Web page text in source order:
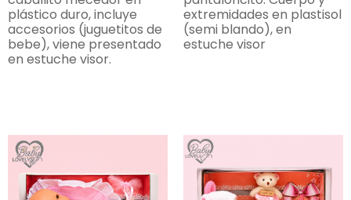
plástico duro, incluye
accesorios (juguetitos de
bebe), viene presentado
en estuche visor.
extremidades en plastisol
(semi blando), en
estuche visor